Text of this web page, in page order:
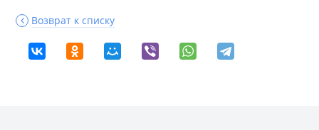
Возврат к списку